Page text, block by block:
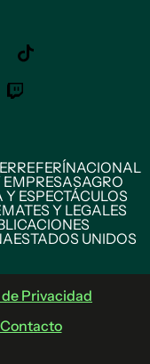
REFERÍNACIONAL
AGRO
Y ESPECTÁCULOS
Y LEGALES
ESTADOS UNIDOS
Privacidad
Contacto